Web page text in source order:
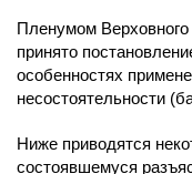
Пленумом
принято
особенностях
несостоятельности
Ниже приводятся
состоявшемуся